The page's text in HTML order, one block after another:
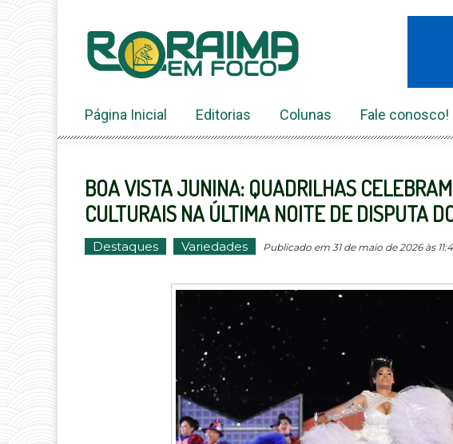
conteúdo
Página Inicial Editorias Colunas Fale conosco!
BOA VISTA JUNINA: QUADRILHAS
CULTURAIS NA ÚLTIMA NOITE DE DISPUTA
Destaques Variedades Publicado em 31 de maio de 2026 às